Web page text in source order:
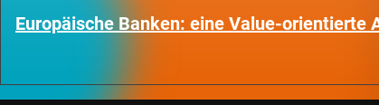
Europäische Banken: eine Value-orientierte